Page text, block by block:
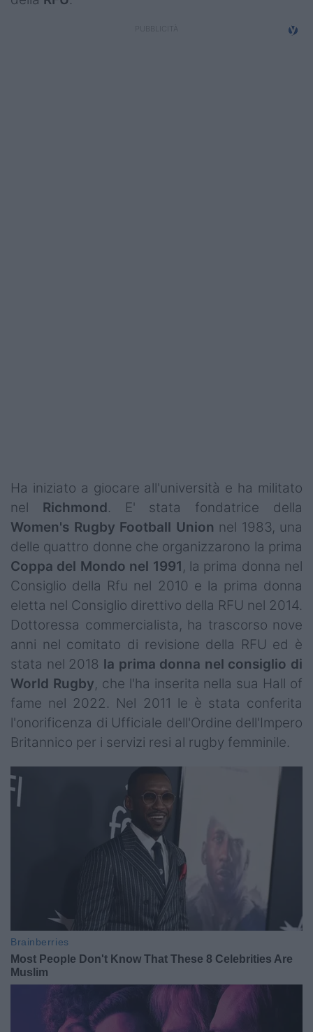
Ha iniziato a giocare all'università e ha militato
nel Richmond. E' stata fondatrice della
Women's Rugby Football Union nel 1983, una
delle quattro donne che organizzarono la prima
Coppa del Mondo nel 1991, la prima donna nel
Consiglio della Rfu nel 2010 e la prima donna
eletta nel Consiglio direttivo della RFU nel 2014.
Dottoressa commercialista, ha trascorso nove
anni nel comitato di revisione della RFU ed è
stata nel 2018 la prima donna nel consiglio di
World Rugby, che l'ha inserita nella sua Hall of
fame nel 2022. Nel 2011 le è stata conferita
l'onorificenza di Ufficiale dell'Ordine dell'Impero
Britannico per i servizi resi al rugby femminile.